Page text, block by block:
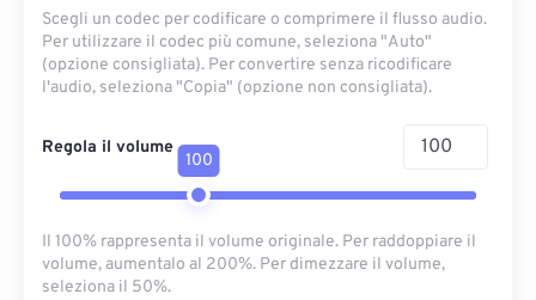
Scegli un codec per codificare o comprimere il flusso audio.
Per utilizzare il codec più comune, seleziona "Auto"
(opzione consigliata). Per convertire senza ricodificare
l'audio, seleziona "Copia" (opzione non consigliata).
Regola il volume
100
Il 100% rappresenta il volume originale. Per raddoppiare il
volume, aumentalo al 200%. Per dimezzare il volume,
seleziona il 50%.